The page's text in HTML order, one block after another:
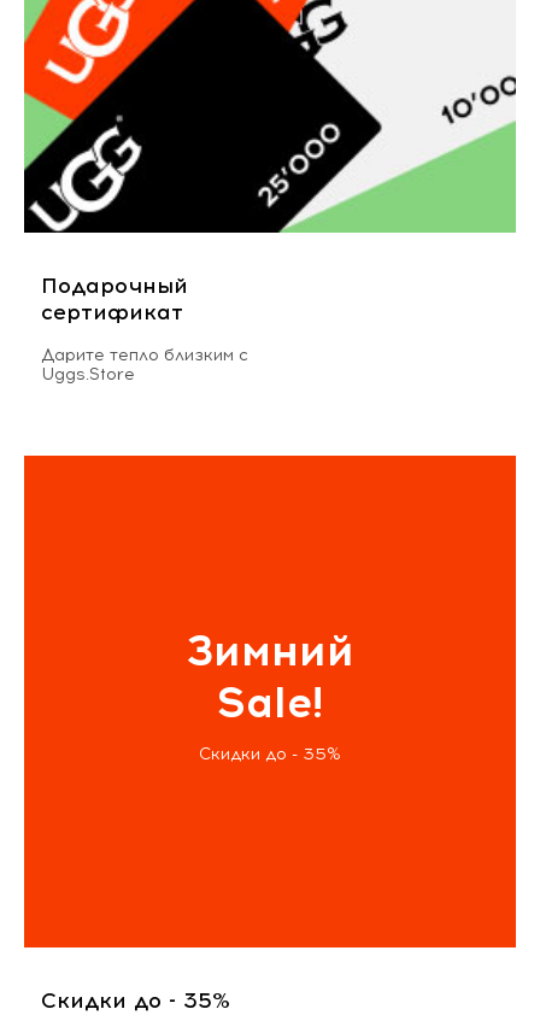
Подарочный
сертификат
Дарите тепло близким с
Uggs.Store
Зимний
Sale!
Скидки до - 35%
Скидки до - 35%